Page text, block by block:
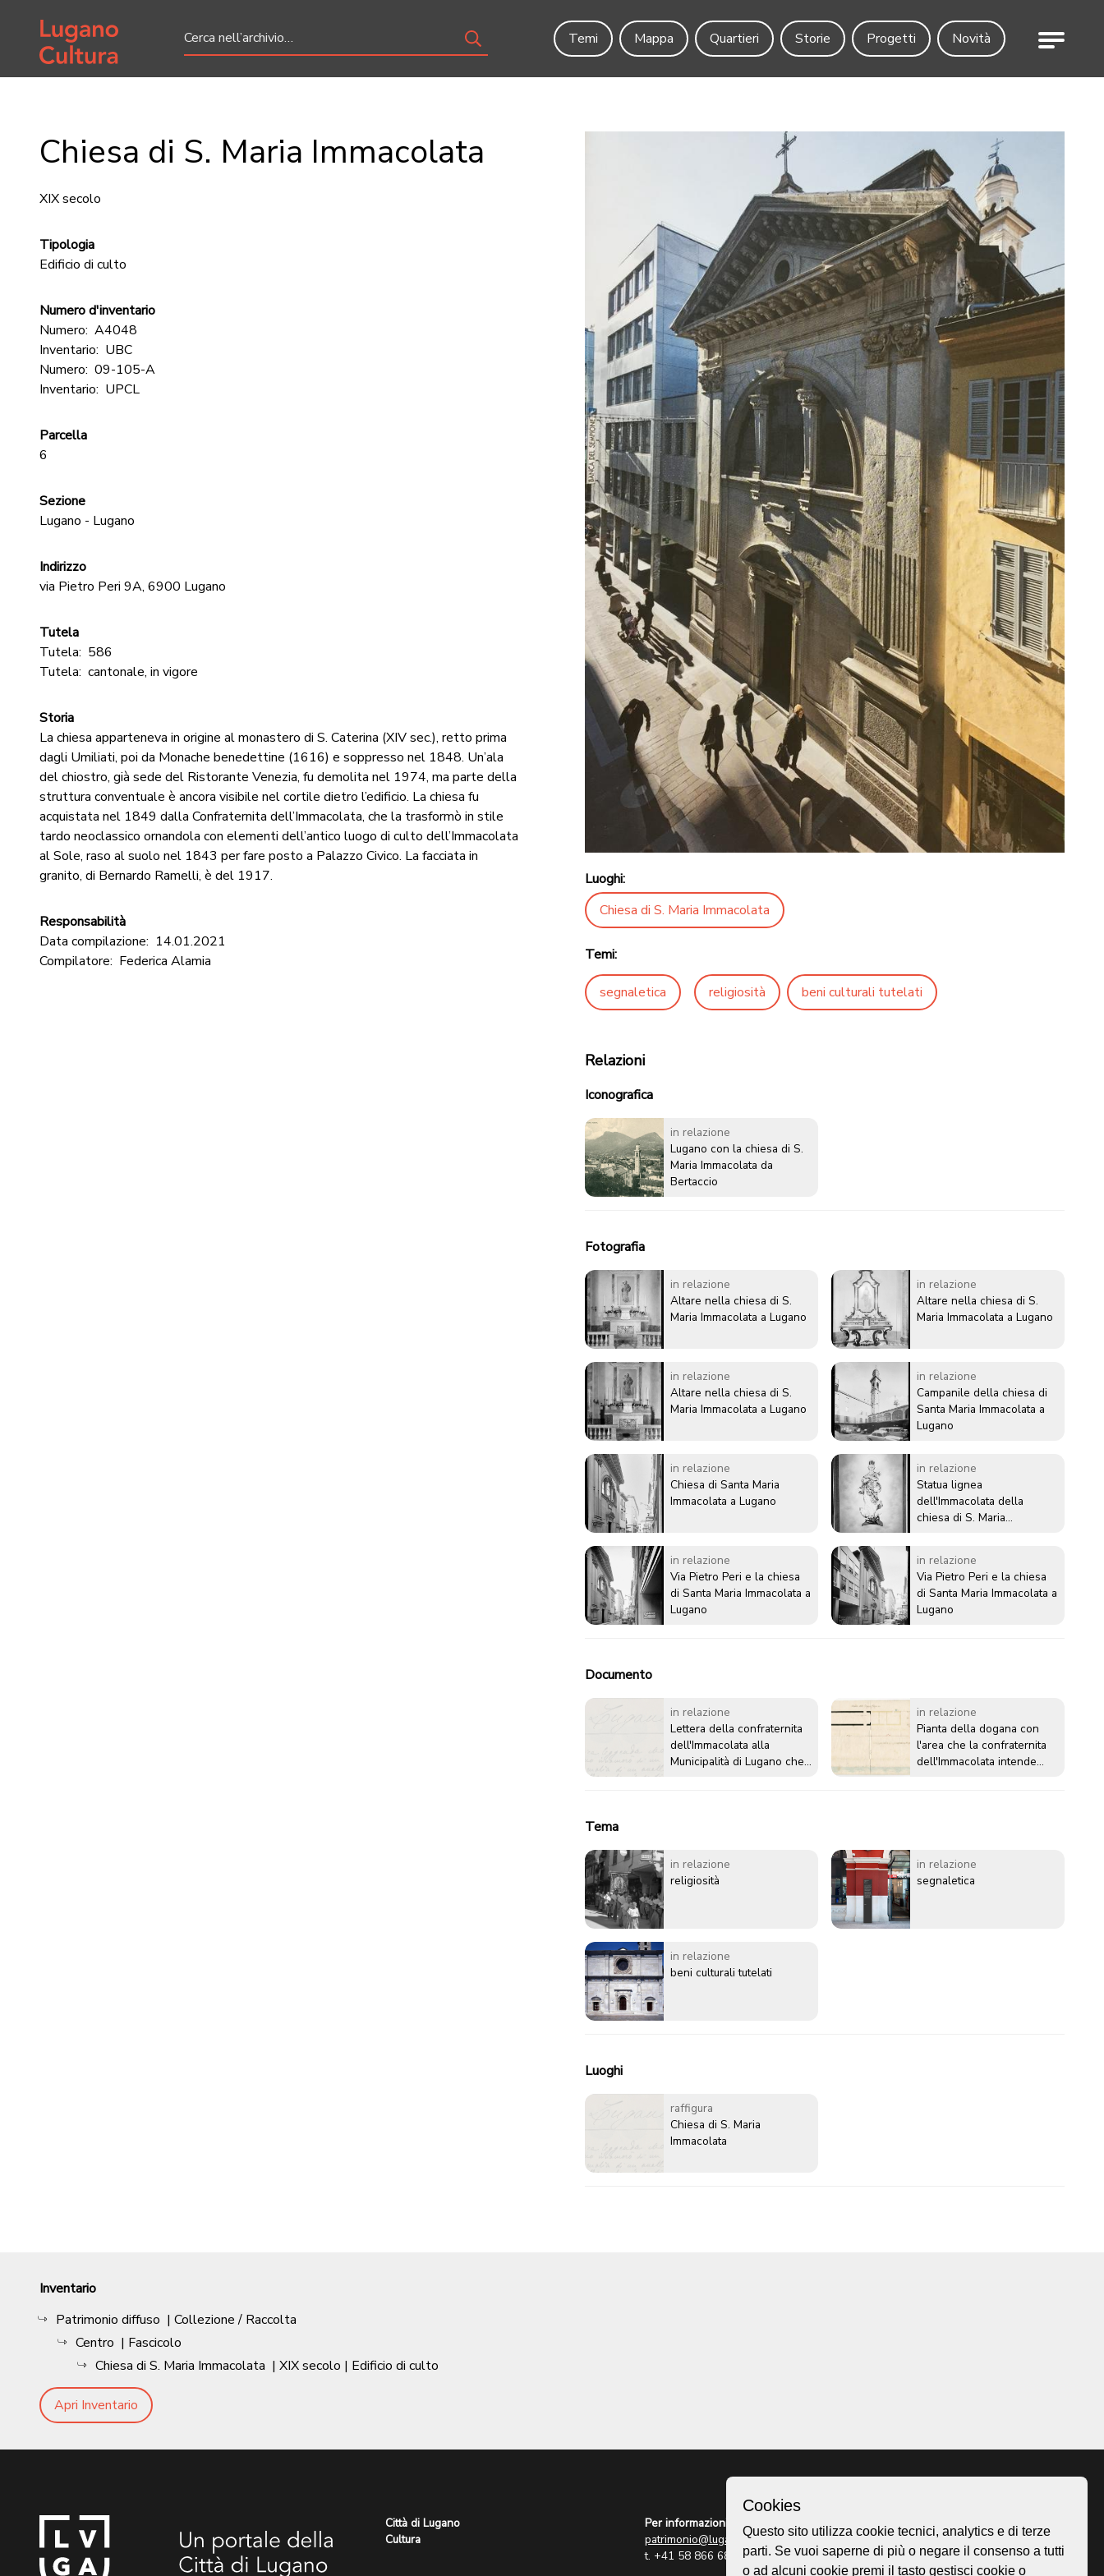
Home page
Temi
Mappa Quartieri Storie Progetti Novità Menu
Chiesa di S. Maria Immacolata
XIX secolo
Tipologia
Edificio di culto
Numero d'inventario
Numero: A4048
Inventario: UBC
Numero: 09-105-A
Inventario: UPCL
Parcella
6
Sezione
Lugano - Lugano
Indirizzo
via Pietro Peri 9A, 6900 Lugano
Tutela
Tutela: 586
Tutela: cantonale, in vigore
Storia
La chiesa apparteneva in origine al monastero di S. Caterina (XIV sec.), retto prima
dagli Umiliati, poi da Monache benedettine (1616) e soppresso nel 1848. Un’ala
del chiostro, già sede del Ristorante Venezia, fu demolita nel 1974, ma parte della
struttura conventuale è ancora visibile nel cortile dietro l’edificio. La chiesa fu
acquistata nel 1849 dalla Confraternita dell’Immacolata, che la trasformò in stile
tardo neoclassico ornandola con elementi dell’antico luogo di culto dell’Immacolata
al Sole, raso al suolo nel 1843 per fare posto a Palazzo Civico. La facciata in
granito, di Bernardo Ramelli, è del 1917.
Responsabilità
Data compilazione: 14.01.2021
Compilatore: Federica Alamia
Luoghi:
Chiesa di S. Maria Immacolata
Temi:
segnaletica religiosità beni culturali tutelati
Relazioni
Iconografica
in relazione
Lugano con la chiesa di S.
Maria Immacolata da
Bertaccio
Fotografia
in relazione
Altare nella chiesa di S.
Maria Immacolata a Lugano
in relazione
Altare nella chiesa di S.
Maria Immacolata a Lugano
in relazione
Altare nella chiesa di S.
Maria Immacolata a Lugano
in relazione
Campanile della chiesa di
Santa Maria Immacolata a
Lugano
in relazione
Chiesa di Santa Maria
Immacolata a Lugano
in relazione
Statua lignea
dell'Immacolata della
chiesa di S. Maria
in relazione
Via Pietro Peri e la chiesa
di Santa Maria Immacolata a
Lugano
in relazione
Via Pietro Peri e la chiesa
di Santa Maria Immacolata a
Lugano
Documento
in relazione
Lettera della confraternita
dell'Immacolata alla
Municipalità di Lugano che
nuova ubicazione la dogana
in relazione
Pianta della dogana con
l'area che la confraternita
dell'Immacolata intende
Tema
in relazione
religiosità
in relazione
segnaletica
in relazione
beni culturali tutelati
Luoghi
raffigura
Chiesa di S. Maria
Immacolata
Inventario
Patrimonio diffuso | Collezione / Raccolta
Centro | Fascicolo
Chiesa di S. Maria Immacolata | XIX secolo | Edificio di culto
Apri Inventario
Città di Lugano
Cultura
Per informazioni:
patrimonio@lugano.ch
t. +41 58 866 68 50
Homepage
Mappa
Cookies
Questo sito utilizza cookie tecnici, analytics e di terze
parti. Se vuoi saperne di più o negare il consenso a tutti
o ad alcuni cookie premi il tasto gestisci cookie o